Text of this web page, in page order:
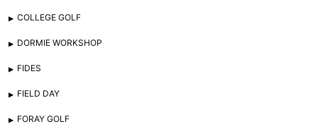
COLLEGE GOLF
DORMIE WORKSHOP
FIDES
FIELD DAY
FORAY GOLF